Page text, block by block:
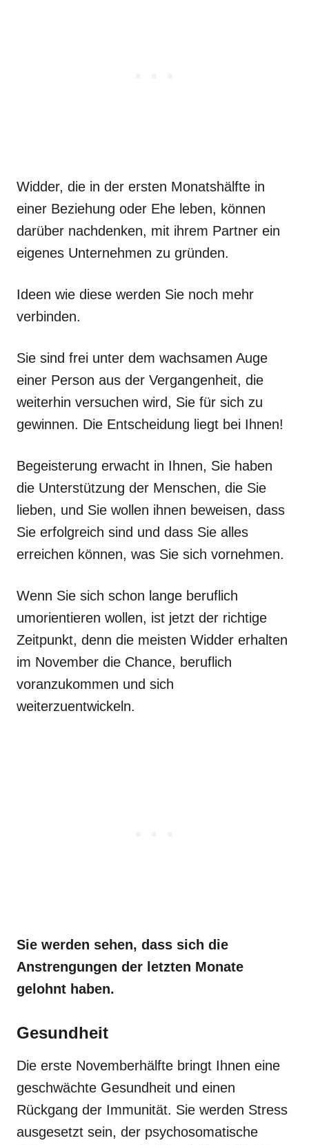
Widder, die in der ersten Monatshälfte in
einer Beziehung oder Ehe leben, können
darüber nachdenken, mit ihrem Partner ein
eigenes Unternehmen zu gründen.
Ideen wie diese werden Sie noch mehr
verbinden.
Sie sind frei unter dem wachsamen Auge
einer Person aus der Vergangenheit, die
weiterhin versuchen wird, Sie für sich zu
gewinnen. Die Entscheidung liegt bei Ihnen!
Begeisterung erwacht in Ihnen, Sie haben
die Unterstützung der Menschen, die Sie
lieben, und Sie wollen ihnen beweisen, dass
Sie erfolgreich sind und dass Sie alles
erreichen können, was Sie sich vornehmen.
Wenn Sie sich schon lange beruflich
umorientieren wollen, ist jetzt der richtige
Zeitpunkt, denn die meisten Widder erhalten
im November die Chance, beruflich
voranzukommen und sich
weiterzuentwickeln.
Sie werden sehen, dass sich die
Anstrengungen der letzten Monate
gelohnt haben.
Gesundheit
Die erste Novemberhälfte bringt Ihnen eine
geschwächte Gesundheit und einen
Rückgang der Immunität. Sie werden Stress
ausgesetzt sein, der psychosomatische